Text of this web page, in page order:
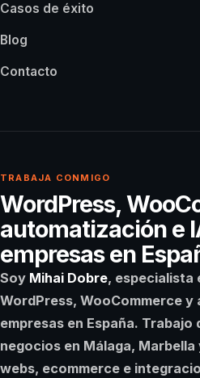
Casos de éxito
Blog
Contacto
TRABAJA CONMIGO
WordPress,
automatización e
empresas en
Soy Mihai Dobre, especialista
WordPress, WooCommerce
empresas en España.
negocios en Málaga, Marbella
webs, ecommerce e